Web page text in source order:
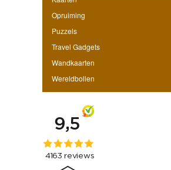
Opruiming
Puzzels
Travel Gadgets
Wandkaarten
Wereldbollen